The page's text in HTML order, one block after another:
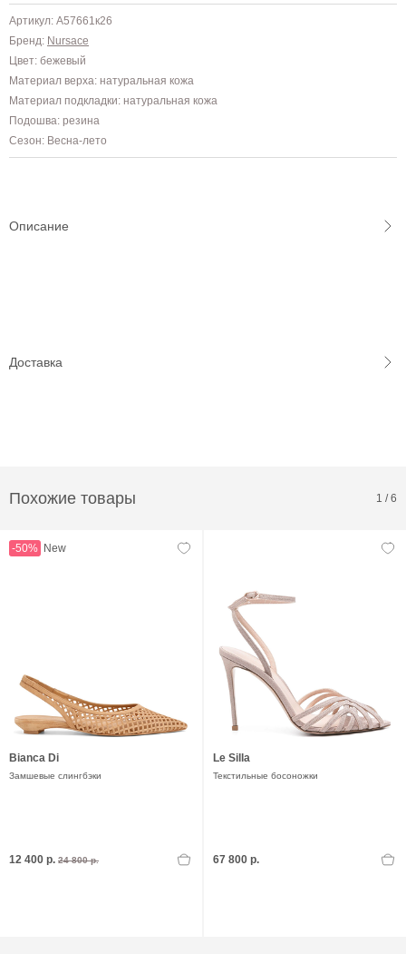
Артикул: A57661к26
Бренд: Nursace
Цвет: бежевый
Материал верха: натуральная кожа
Материал подкладки: натуральная кожа
Подошва: резина
Сезон: Весна-лето
Описание
Доставка
Похожие товары 1 /6
-50% New
Bianca Di
Замшевые слингбэки
12 400 р. 24 800 р.
Le Silla
Текстильные босоножки
67 800 р.